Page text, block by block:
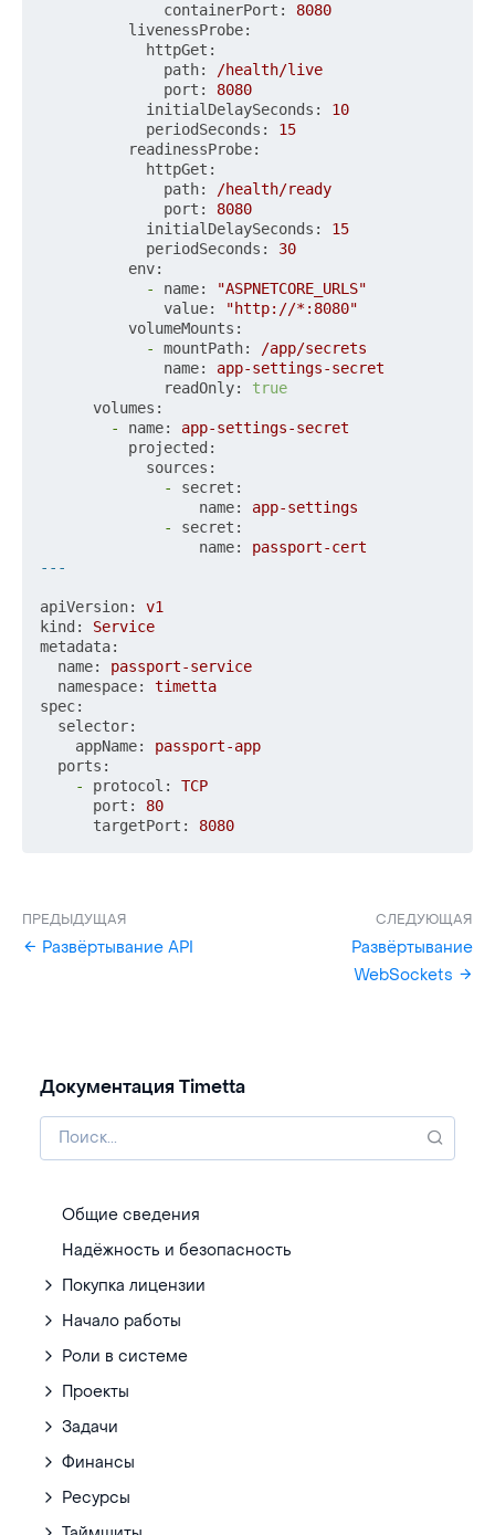
Документация Timetta
Общие сведения
Надёжность и безопасность
Покупка лицензии
Начало работы
Роли в системе
Проекты
Задачи
Финансы
Ресурсы
containerPort:
8080
livenessProbe:
httpGet:
path:
/health/live
port:
8080
initialDelaySeconds:
10
periodSeconds:
15
readinessProbe:
httpGet:
path:
/health/ready
port:
8080
initialDelaySeconds:
15
periodSeconds:
30
env:
-
name:
"ASPNETCORE_URLS"
value:
"http://*:8080"
volumeMounts:
-
mountPath:
/app/secrets
name:
app-settings-secret
readOnly:
true
volumes:
-
name:
app-settings-secret
projected:
sources:
-
secret:
name:
app-settings
-
secret:
name:
passport-cert
apiVersion:
v1
kind:
Service
metadata:
name:
passport-service
namespace:
timetta
spec:
selector:
appName:
passport-app
ports:
-
protocol:
TCP
port:
80
targetPort:
8080
ПРЕДЫДУЩАЯ
Развёртывание API
СЛЕДУЮЩАЯ
Развёртывание
WebSockets